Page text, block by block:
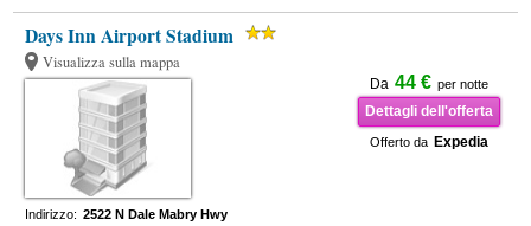
Days Inn Airport Stadium
Visualizza sulla mappa
Da 44 € per notte
Dettagli dell'offerta
Offerto da Expedia
Indirizzo: 2522 N Dale Mabry Hwy